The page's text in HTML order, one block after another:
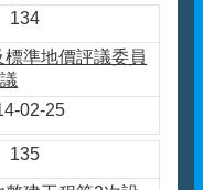
134
準地價評議委員
02-25
135